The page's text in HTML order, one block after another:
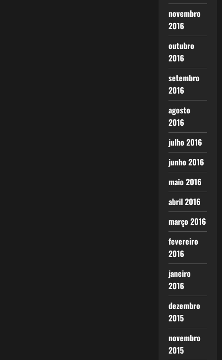
novembro
2016
outubro
2016
setembro
2016
agosto
2016
julho 2016
junho 2016
maio 2016
abril 2016
março 2016
fevereiro
2016
janeiro
2016
dezembro
2015
novembro
2015